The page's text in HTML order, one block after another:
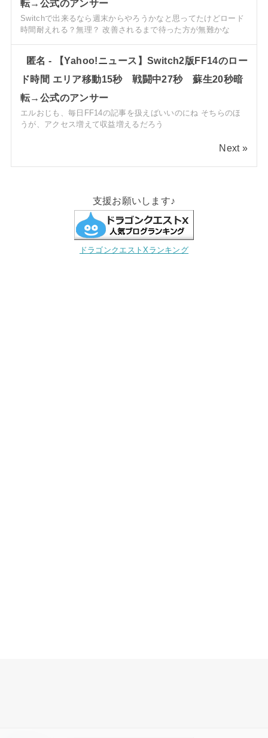
転→公式のアンサー
Switchで出来るなら週末からやろうかなと思ってたけどロード
時間耐えれる？無理？ 改善されるまで待った方が無難かな
匿名-
【Yahoo!ニュース】Switch2版FF14のロー
ド時間 エリア移動15秒 戦闘中27秒 蘇生20秒暗
転→公式のアンサー
エルおじも、毎日FF14の記事を扱えばいいのにね そちらのほ
うが、アクセス増えて収益増えるだろう
Next »
支援お願いします♪
ドラゴンクエストXランキング